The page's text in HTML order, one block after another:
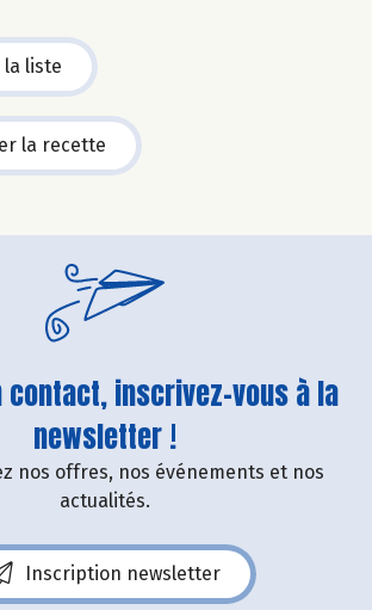
la liste
la recette
contact, inscrivez-vous à la
newsletter !
nos offres, nos événements et nos
actualités.
Inscription newsletter